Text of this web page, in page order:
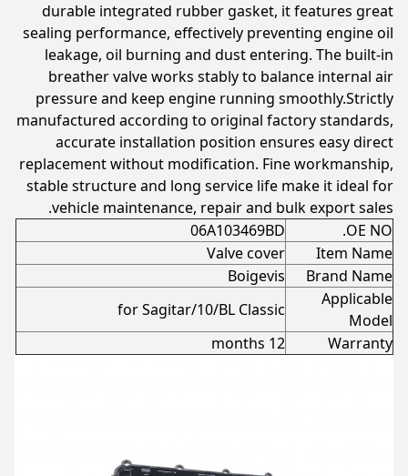
durable integrated rubber gasket, it features great
sealing performance, effectively preventing engine oil
leakage, oil burning and dust entering. The built-in
breather valve works stably to balance internal air
pressure and keep engine running smoothly.Strictly
manufactured according to original factory standards,
accurate installation position ensures easy direct
replacement without modification. Fine workmanship,
stable structure and long service life make it ideal for
vehicle maintenance, repair and bulk export sales.
OE NO.
06A103469BD
Item Name
Valve cover
Brand Name
Boigevis
Applicable
Model
for Sagitar/10/BL Classic
Warranty
12 months